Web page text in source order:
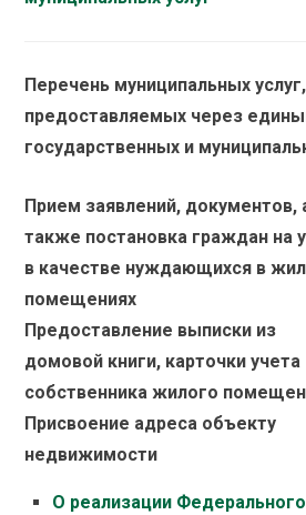
Перечень муниципальных услуг,
предоставляемых через
государственных и
Прием заявлений, документов,
также постановка граждан на
в качестве нуждающихся в
помещениях
Предоставление выписки из
домовой книги, карточки учета
собственника жилого
Присвоение адреса объекту
недвижимости
О реализации